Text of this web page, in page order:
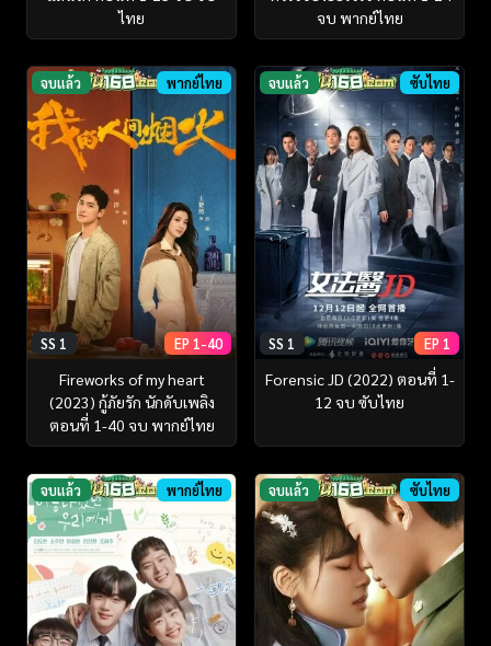
ไทย
จบ พากย์ไทย
จบแล้ว พากย์ไทย
SS 1 EP 1-40
Fireworks of my heart
(2023) กู้ภัยรัก นักดับเพลิง
ตอนที่ 1-40 จบ พากย์ไทย
จบแล้ว ซับไทย
SS 1 EP 1
Forensic JD (2022) ตอนที่ 1-
12 จบ ซับไทย
จบแล้ว พากย์ไทย จบแล้ว ซับไทย